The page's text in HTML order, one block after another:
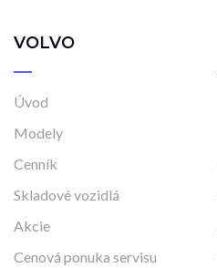
VOLVO
Úvod
Modely
Cenník
Skladové vozidlá
Akcie
Cenová ponuka servisu